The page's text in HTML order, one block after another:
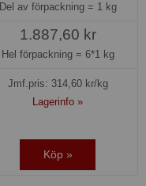
Del av förpackning = 1 kg
1.887,60 kr
Hel förpackning = 6*1 kg
Jmf.pris: 314,60kr/kg
Lagerinfo »
Köp »